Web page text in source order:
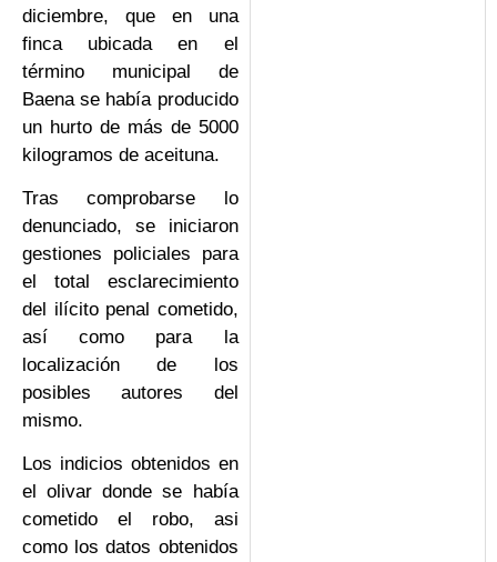
diciembre, que en una
finca ubicada en el
término municipal de
Baena se había producido
un hurto de más de 5000
kilogramos de aceituna.
Tras comprobarse lo
denunciado, se iniciaron
gestiones policiales para
el total esclarecimiento
del ilícito penal cometido,
así como para la
localización de los
posibles autores del
mismo.
Los indicios obtenidos en
el olivar donde se había
cometido el robo, asi
como los datos obtenidos